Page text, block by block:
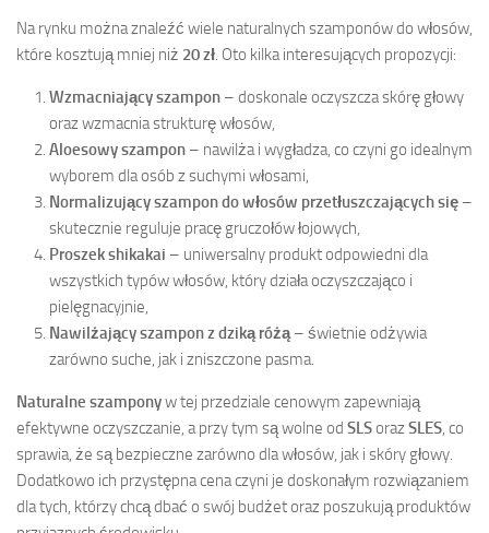
Na rynku można znaleźć wiele naturalnych szamponów do włosów,
które kosztują mniej niż 20 zł. Oto kilka interesujących propozycji:
Wzmacniający szampon – doskonale oczyszcza skórę głowy
oraz wzmacnia strukturę włosów,
Aloesowy szampon – nawilża i wygładza, co czyni go idealnym
wyborem dla osób z suchymi włosami,
Normalizujący szampon do włosów przetłuszczających się –
skutecznie reguluje pracę gruczołów łojowych,
Proszek shikakai – uniwersalny produkt odpowiedni dla
wszystkich typów włosów, który działa oczyszczająco i
pielęgnacyjnie,
Nawilżający szampon z dziką różą– świetnie odżywia
zarówno suche, jak i zniszczone pasma.
Naturalne szamponyw tej przedziale cenowym zapewniają
efektywne oczyszczanie, a przy tym są wolne od SLSorazSLES, co
sprawia, że są bezpieczne zarówno dla włosów, jak i skóry głowy.
Dodatkowo ich przystępna cena czyni je doskonałym rozwiązaniem
dla tych, którzy chcą dbać o swój budżet oraz poszukują produktów